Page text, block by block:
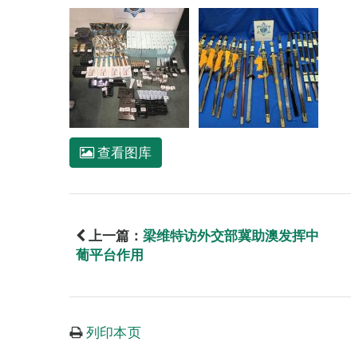
查看图库
上一篇： 梁维特访外交部冀助澳发挥中
葡平台作用
列印本页